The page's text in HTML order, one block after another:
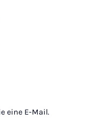
eine E-Mail.